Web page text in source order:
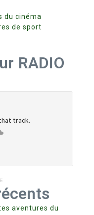
du cinéma
de sport
RADIO
aventures du